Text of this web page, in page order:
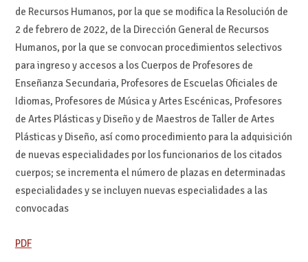
de Recursos Humanos, por la que se modifica la Resolución de
2 de febrero de 2022, de la Dirección General de Recursos
Humanos, por la que se convocan procedimientos selectivos
para ingreso y accesos a los Cuerpos de Profesores de
Enseñanza Secundaria, Profesores de Escuelas Oficiales de
Idiomas, Profesores de Música y Artes Escénicas, Profesores
de Artes Plásticas y Diseño y de Maestros de Taller de Artes
Plásticas y Diseño, así como procedimiento para la adquisición
de nuevas especialidades por los funcionarios de los citados
cuerpos; se incrementa el número de plazas en determinadas
especialidades y se incluyen nuevas especialidades a las
convocadas
PDF